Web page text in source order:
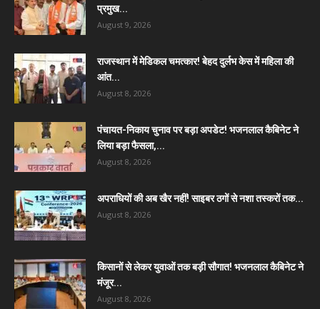
प्रमुख...
August 9, 2026
राजस्थान में मेडिकल चमत्कार! बेहद दुर्लभ केस में महिला की
आंत...
August 8, 2026
पंचायत-निकाय चुनाव पर बड़ा अपडेट! भजनलाल कैबिनेट ने
लिया बड़ा फैसला,...
August 8, 2026
अपराधियों की अब खैर नहीं! साइबर ठगों से नशा तस्करों तक...
August 8, 2026
किसानों से लेकर युवाओं तक बड़ी सौगात! भजनलाल कैबिनेट ने
मंजूर...
August 8, 2026